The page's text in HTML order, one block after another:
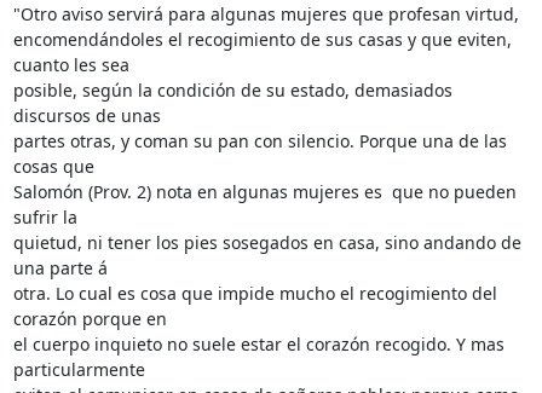
"Otro aviso servirá para algunas mujeres que profesan virtud,
encomendándoles el recogimiento de sus casas y que eviten,
cuanto les sea
posible, según la condición de su estado, demasiados
discursos de unas
partes otras, y coman su pan con silencio. Porque una de las
cosas que
Salomón (Prov. 2) nota en algunas mujeres es  que no pueden
sufrir la
quietud, ni tener los pies sosegados en casa, sino andando de
una parte á
otra. Lo cual es cosa que impide mucho el recogimiento del
corazón porque en
el cuerpo inquieto no suele estar el corazón recogido. Y mas
particularmente